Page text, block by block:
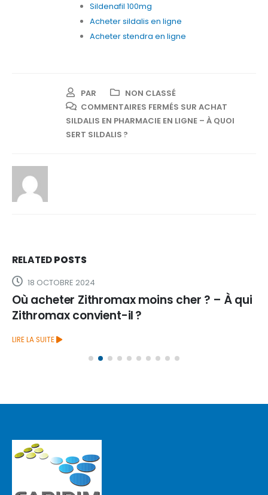
Sildenafil 100mg
Acheter sildalis en ligne
Acheter stendra en ligne
PAR
NON CLASSÉ
COMMENTAIRES FERMÉS SUR ACHAT
SILDALIS EN PHARMACIE EN LIGNE – À QUOI
SERT SILDALIS ?
RELATEDPOSTS
18 OCTOBRE 2024
Où acheter Zithromax moins cher ? – À qui
Zithromax convient-il ?
LIRE LA SUITE